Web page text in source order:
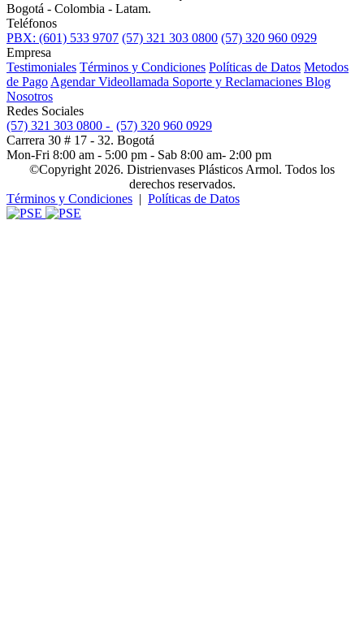
Bogotá - Colombia - Latam.
Teléfonos
PBX: (601) 533 9707 (57) 321 303 0800 (57) 320 960 0929
Empresa
Testimoniales Términos y Condiciones Políticas de Datos Metodos
de Pago Agendar Videollamada Soporte y Reclamaciones Blog
Nosotros
Redes Sociales
(57) 321 303 0800 - (57) 320 960 0929
Carrera 30 # 17 - 32. Bogotá
Mon-Fri 8:00 am - 5:00 pm - Sab 8:00 am- 2:00 pm
©Copyright 2026. Distrienvases Plásticos Armol. Todos los
derechos reservados.
Términos y Condiciones | Políticas de Datos